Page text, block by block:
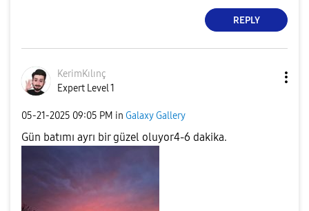
REPLY
KerimKılınç
Expert Level 1
‎05-21-2025 09:05 PM in Galaxy Gallery
Gün batımı ayrı bir güzel oluyor4-6 dakika.